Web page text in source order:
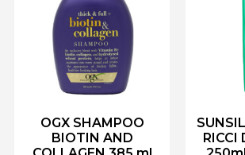
OGX SHAMPOO
BIOTIN AND
RICCI